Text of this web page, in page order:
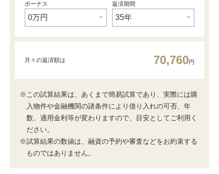
ボーナス 返済期間
月々の返済額は 70,760円
※この試算結果は、あくまで簡易試算であり、実際には購
入物件や金融機関の諸条件により借り入れの可否、年
数、適用金利等が変わりますので、目安としてご利用く
ださい。
※試算結果の数値は、融資の予約や審査などをお約束する
ものではありません。